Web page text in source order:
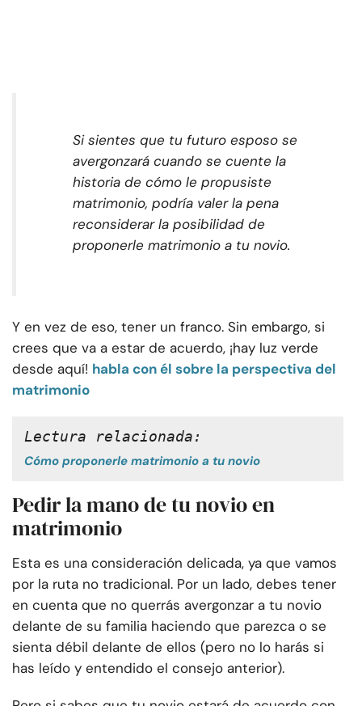
Si sientes que tu futuro esposo se
avergonzará cuando se cuente la
historia de cómo le propusiste
matrimonio, podría valer la pena
reconsiderar la posibilidad de
proponerle matrimonio a tu novio.
Y en vez de eso, tener un franco. Sin embargo, si
crees que va a estar de acuerdo, ¡hay luz verde
desde aquí! habla con él sobre la perspectiva del
matrimonio
Lectura relacionada:
Cómo proponerle matrimonio a tu novio
Pedir la mano de tu novio en
matrimonio
Esta es una consideración delicada, ya que vamos
por la ruta no tradicional. Por un lado, debes tener
en cuenta que no querrás avergonzar a tu novio
delante de su familia haciendo que parezca o se
sienta débil delante de ellos (pero no lo harás si
has leído y entendido el consejo anterior).